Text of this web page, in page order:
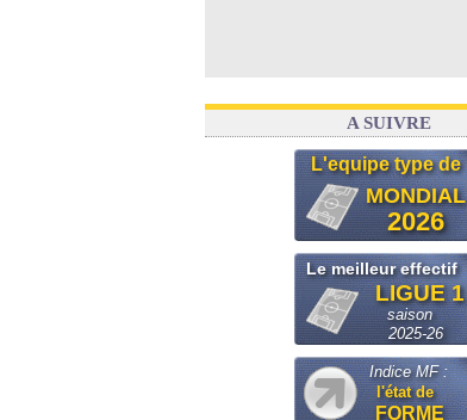
A SUIVRE
L'equipe type de
MONDIAL
2026
Le meilleur effectif
LIGUE 1
saison
2025-26
Indice MF :
l'état de
FORME